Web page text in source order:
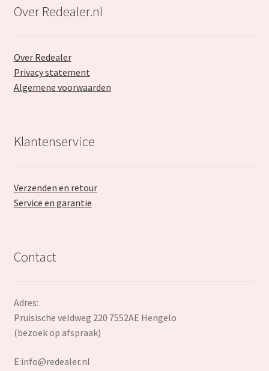
Over Redealer.nl
Over Redealer
Privacy statement
Algemene voorwaarden
Klantenservice
Verzenden en retour
Service en garantie
Contact
Adres:
Pruisische veldweg 220 7552AE Hengelo
(bezoek op afspraak)
E:info@redealer.nl